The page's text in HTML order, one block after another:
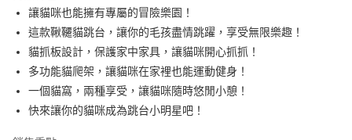
街口支付
悠遊付
Google Pay
ATM付款
讓貓咪也能擁有專屬的冒險樂園！
這款鞦韆貓跳台，讓你的毛孩盡情跳躍，享受無限樂趣！
貓抓板設計，保護家中家具，讓貓咪開心抓抓！
多功能貓爬架，讓貓咪在家裡也能運動健身！
一個貓窩，兩種享受，讓貓咪隨時悠閒小憩！
快來讓你的貓咪成為跳台小明星吧！